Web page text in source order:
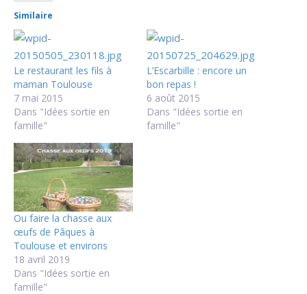
Similaire
Le restaurant les fils à
maman Toulouse
7 mai 2015
Dans "Idées sortie en
famille"
L’Escarbille : encore un
bon repas !
6 août 2015
Dans "Idées sortie en
famille"
Ou faire la chasse aux
œufs de Pâques à
Toulouse et environs
18 avril 2019
Dans "Idées sortie en
famille"